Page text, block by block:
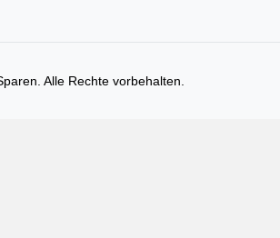
Alle Rechte vorbehalten.